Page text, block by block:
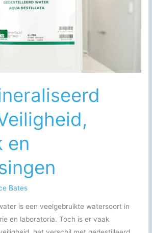
en
Bates
is een veelgebruikte watersoort in
en laboratoria. Toch is er vaak